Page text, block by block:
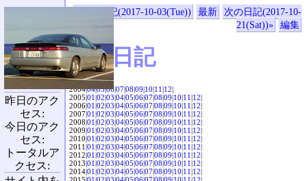
«前の日記(2017-10-03(Tue)) 最新
次の日記(2017-10-
21(Sat))»
編集
SVX日記
2004|04|05|06|07|08|09|10|11|12|
2005|01|02|03|04|05|06|07|08|09|10|11|12|
2006|01|02|03|04|05|06|07|08|09|10|11|12|
2007|01|02|03|04|05|06|07|08|09|10|11|12|
2008|01|02|03|04|05|06|07|08|09|10|11|12|
2009|01|02|03|04|05|06|07|08|09|10|11|12|
2010|01|02|03|04|05|06|07|08|09|10|11|12|
2011|01|02|03|04|05|06|07|08|09|10|11|12|
2012|01|02|03|04|05|06|07|08|09|10|11|12|
2013|01|02|03|04|05|06|07|08|09|10|11|12|
2014|01|02|03|04|05|06|07|08|09|10|11|12|
昨日のアク
セス:
今日のアク
セス:
トータルア
クセス: